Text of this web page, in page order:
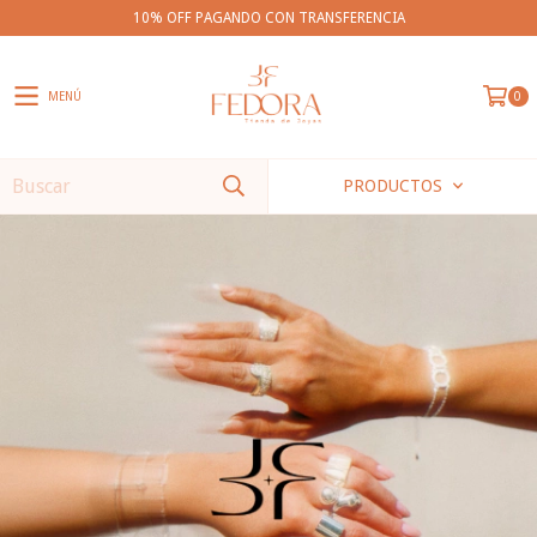
10% OFF PAGANDO CON TRANSFERENCIA
MENÚ 0
PRODUCTOS